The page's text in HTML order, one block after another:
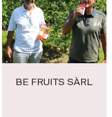
BE FRUITS SÀRL